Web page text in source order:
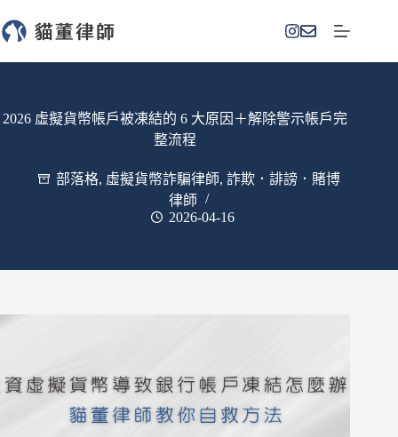
至
容
2026 虛擬貨幣帳戶被凍結的 6 大原因＋解除警示帳戶完
整流程
部落格, 虛擬貨幣詐騙律師, 詐欺．誹謗．賭博
律師
2026-04-16